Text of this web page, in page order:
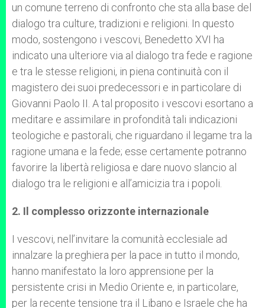
un comune terreno di confronto che sta alla base del
dialogo tra culture, tradizioni e religioni. In questo
modo, sostengono i vescovi, Benedetto XVI ha
indicato una ulteriore via al dialogo tra fede e ragione
e tra le stesse religioni, in piena continuità con il
magistero dei suoi predecessori e in particolare di
Giovanni Paolo II. A tal proposito i vescovi esortano a
meditare e assimilare in profondità tali indicazioni
teologiche e pastorali, che riguardano il legame tra la
ragione umana e la fede; esse certamente potranno
favorire la libertà religiosa e dare nuovo slancio al
dialogo tra le religioni e all’amicizia tra i popoli.
2. Il complesso orizzonte internazionale
I vescovi, nell’invitare la comunità ecclesiale ad
innalzare la preghiera per la pace in tutto il mondo,
hanno manifestato la loro apprensione per la
persistente crisi in Medio Oriente e, in particolare,
per la recente tensione tra il Libano e Israele che ha